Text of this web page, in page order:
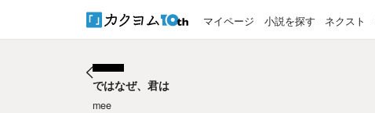
マイページ 小説を探す ネクスト
ではなぜ、君は
mee